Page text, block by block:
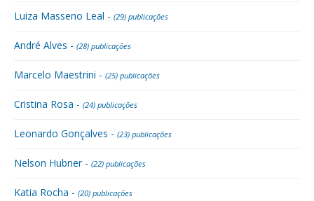
Luiza Masseno Leal - (29) publicações
André Alves - (28) publicações
Marcelo Maestrini - (25) publicações
Cristina Rosa - (24) publicações
Leonardo Gonçalves - (23) publicações
Nelson Hubner - (22) publicações
Katia Rocha - (20) publicações